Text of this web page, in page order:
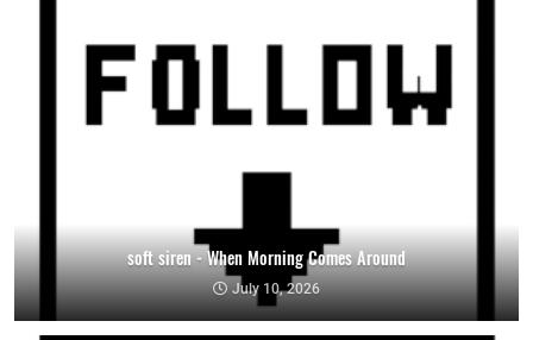
soft siren - When Morning Comes Around
July 10, 2026